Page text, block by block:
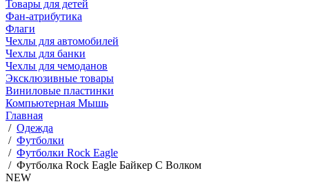
Товары для детей
Фан-атрибутика
Флаги
Чехлы для автомобилей
Чехлы для банки
Чехлы для чемоданов
Эксклюзивные товары
Виниловые пластинки
Компьютерная Мышь
Главная
/ Одежда
/ Футболки
/ Футболки Rock Eagle
/ Футболка Rock Eagle Байкер С Волком
NEW